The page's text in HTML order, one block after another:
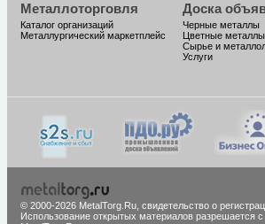
Металлоторговля
Каталог организаций
Металлургический маркетплейс
Доска
Черные металлы
Цветные металлы
Сырье и
Услуги
© 2000-2026 MetalTorg.Ru, cвидетельство о
Использование открытых материалов разрешается